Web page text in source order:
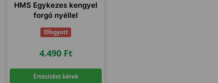
HMS Egykezes kengyel
forgó nyéllel
Elfogyott
4.490 Ft
Értesítést kérek